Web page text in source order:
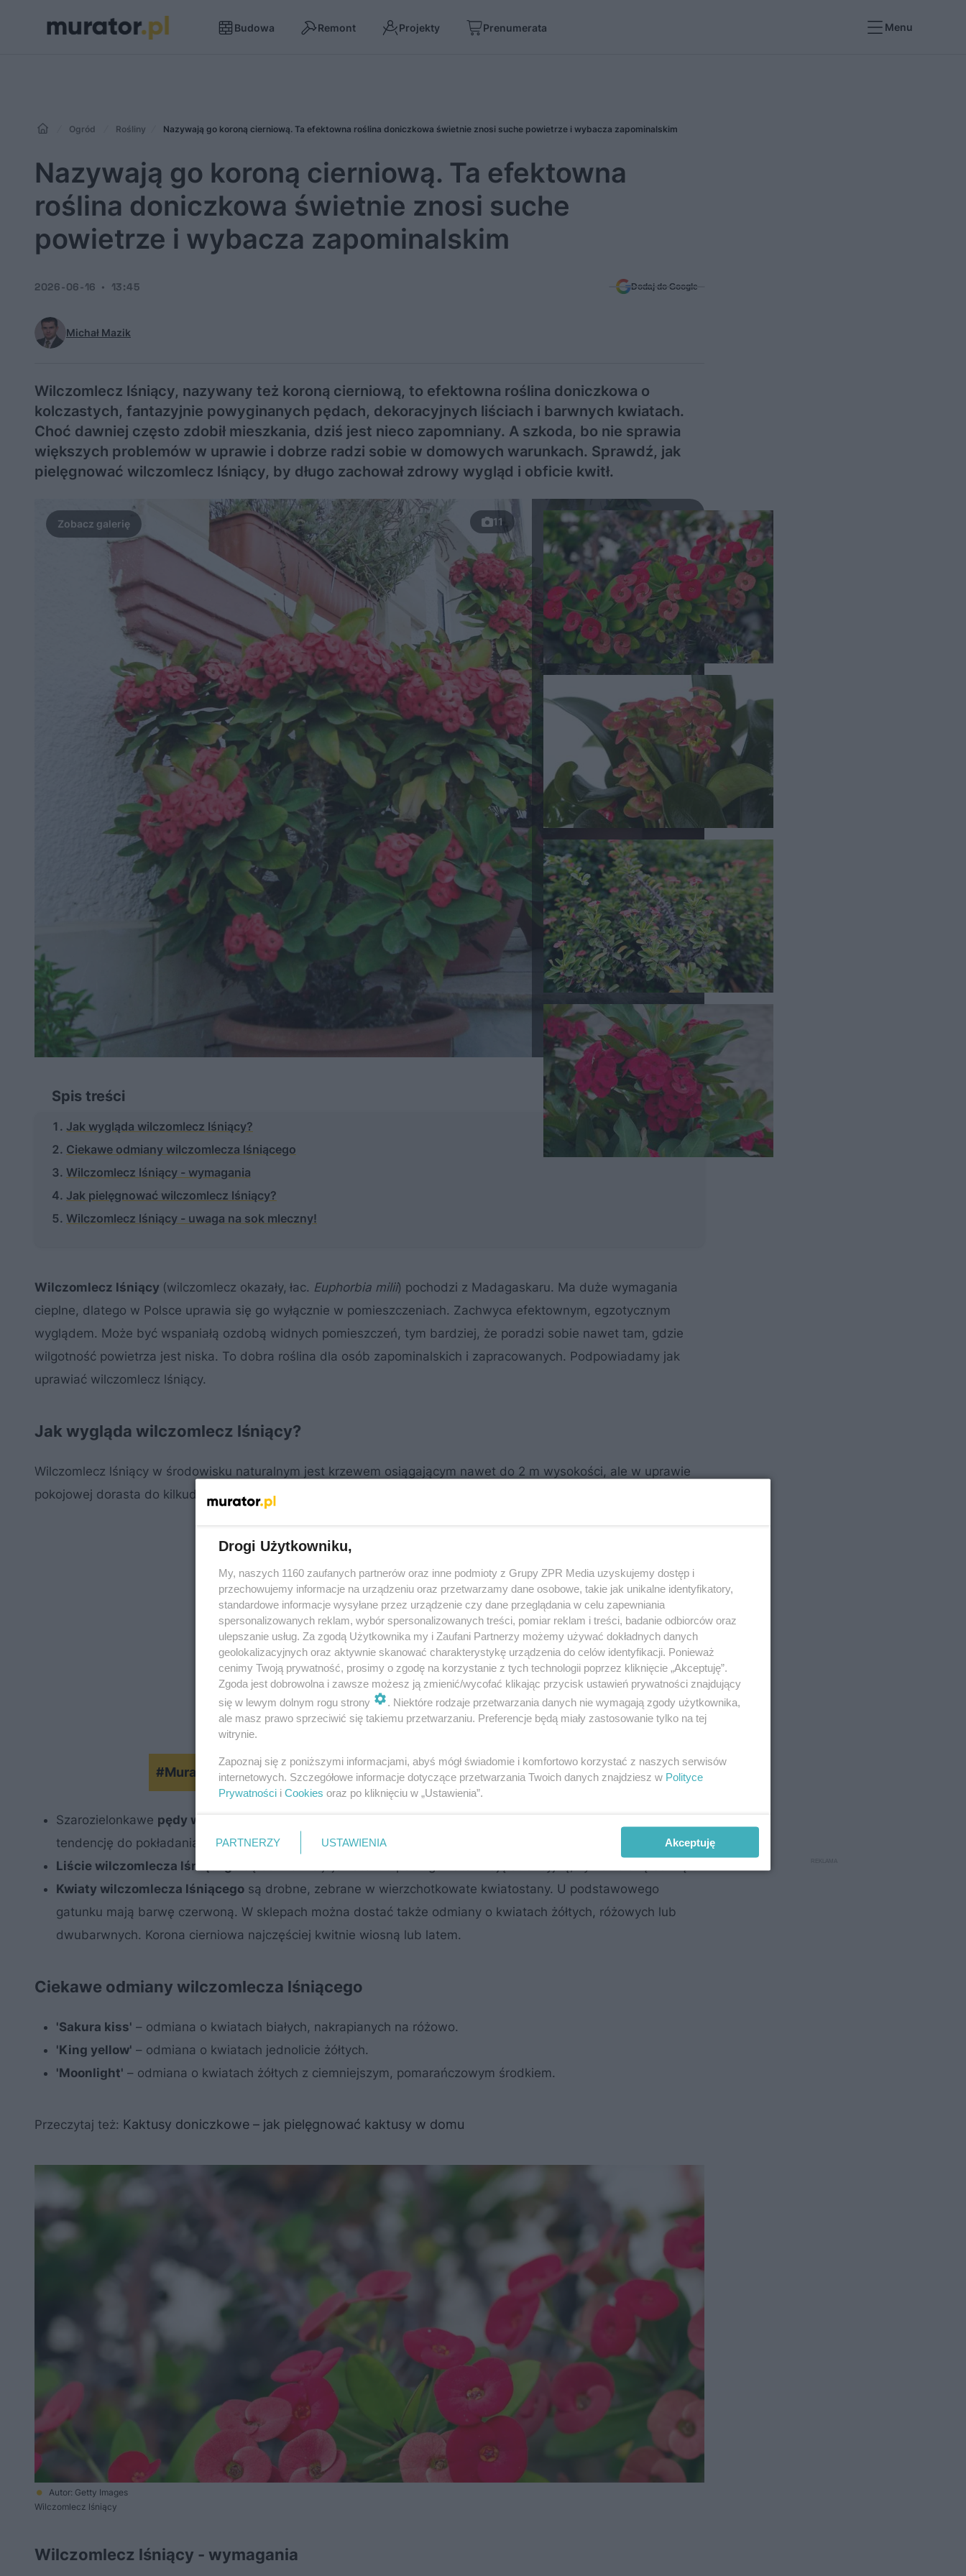
Budowa Remont Projekty Prenumerata Menu
Ogród Rośliny Nazywają go koroną cierniową. Ta efektowna roślina doniczkowa świetnie znosi suche powietrze i wybacza zapominalskim
Nazywają go koroną cierniową. Ta efektowna
roślina doniczkowa świetnie znosi suche
powietrze i wybacza zapominalskim
Michał Mazik
2026-06-16 13:45 Dodaj do Google
Wilczomlecz lśniący, nazywany też koroną cierniową, to efektowna roślina doniczkowa o
kolczastych, fantazyjnie powyginanych pędach, dekoracyjnych liściach i barwnych kwiatach.
Choć dawniej często zdobił mieszkania, dziś jest nieco zapomniany. A szkoda, bo nie sprawia
większych problemów w uprawie i dobrze radzi sobie w domowych warunkach. Sprawdź, jak
pielęgnować wilczomlecz lśniący, by długo zachował zdrowy wygląd i obficie kwitł.
11
Spis treści
Jak wygląda wilczomlecz lśniący?
Ciekawe odmiany wilczomlecza lśniącego
Wilczomlecz lśniący - wymagania
Jak pielęgnować wilczomlecz lśniący?
Wilczomlecz lśniący - uwaga na sok mleczny!
Wilczomlecz lśniący (wilczomlecz okazały, łac. Euphorbia milii) pochodzi z Madagaskaru. Ma duże wymagania
cieplne, dlatego w Polsce uprawia się go wyłącznie w pomieszczeniach. Zachwyca efektownym, egzotycznym
wyglądem. Może być wspaniałą ozdobą widnych pomieszczeń, tym bardziej, że poradzi sobie nawet tam, gdzie
wilgotność powietrza jest niska. To dobra roślina dla osób zapominalskich i zapracowanych. Podpowiadamy jak
uprawiać wilczomlecz lśniący.
Jak wygląda wilczomlecz lśniący?
Wilczomlecz lśniący w środowisku naturalnym jest krzewem osiągającym nawet do 2 m wysokości, ale w uprawie
pokojowej dorasta do kilkudziesięciu centymetrów. Pokrój jest mało zwarty, dlatego potrzebuje przestrzeni.
#MuratorOgroduje: Jak zrobić lazanię z cebulek kwiatowych?
Szarozielonkawe pędy wilczomlecza lśniącego
tendencję do pokładania się. Pokrywają je duże, kłujące, gęsto osadzone ciernie.
Liście wilczomlecza lśniącego
Kwiaty wilczomlecza lśniącego są drobne, zebrane w wierzchotkowate kwiatostany. U podstawowego
gatunku mają barwę czerwoną. W sklepach można dostać także odmiany o kwiatach żółtych, różowych lub
dwubarwnych. Korona cierniowa najczęściej kwitnie wiosną lub latem.
Ciekawe odmiany wilczomlecza lśniącego
'Sakura kiss' – odmiana o kwiatach białych, nakrapianych na różowo.
'King yellow' – odmiana o kwiatach jednolicie żółtych.
'Moonlight' – odmiana o kwiatach żółtych z ciemniejszym, pomarańczowym środkiem.
Przeczytaj też: Kaktusy doniczkowe – jak pielęgnować kaktusy w domu
Autor: Getty Images
Wilczomlecz lśniący
Wilczomlecz lśniący - wymagania
Drogi Użytkowniku,
My, naszych 1160 zaufanych partnerów oraz inne podmioty z Grupy ZPR Media uzyskujemy dostęp i
przechowujemy informacje na urządzeniu oraz przetwarzamy dane osobowe, takie jak unikalne identyfikatory,
standardowe informacje wysyłane przez urządzenie czy dane przeglądania w celu zapewniania
spersonalizowanych reklam, wybór spersonalizowanych treści, pomiar reklam i treści, badanie odbiorców oraz
ulepszanie usług. Za zgodą Użytkownika my i Zaufani Partnerzy możemy używać dokładnych danych
geolokalizacyjnych oraz aktywnie skanować charakterystykę urządzenia do celów identyfikacji. Ponieważ
cenimy Twoją prywatność, prosimy o zgodę na korzystanie z tych technologii poprzez kliknięcie „Akceptuję”.
Zgoda jest dobrowolna i zawsze możesz ją zmienić/wycofać klikając przycisk ustawień prywatności znajdujący
się w lewym dolnym rogu strony
. Niektóre rodzaje przetwarzania danych nie wymagają zgody użytkownika,
ale masz prawo sprzeciwić się takiemu przetwarzaniu. Preferencje będą miały zastosowanie tylko na tej
witrynie.
Zapoznaj się z poniższymi informacjami, abyś mógł świadomie i komfortowo korzystać z naszych serwisów
internetowych. Szczegółowe informacje dotyczące przetwarzania Twoich danych znajdziesz w Polityce
Prywatności i Cookies oraz po kliknięciu w „Ustawienia”.
PARTNERZY USTAWIENIA Akceptuję